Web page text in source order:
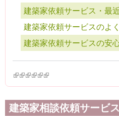
建築家依頼サービス・最
建築家依頼サービスのよ
建築家依頼サービスの安
(link is external)
(link is external)
(link is external)
(link is external)
(link is external)
(link is external)
建築家相談依頼サービ